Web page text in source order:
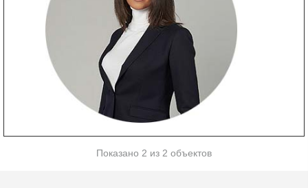
Показано 2 из 2 объектов